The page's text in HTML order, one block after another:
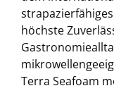
höchste
Terra Seafoam